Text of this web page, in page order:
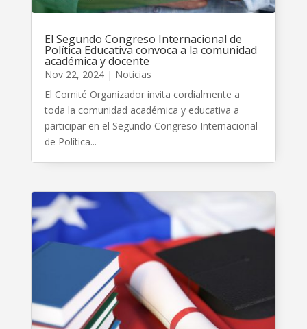
El Segundo Congreso Internacional de
Política Educativa convoca a la comunidad
académica y docente
Nov 22, 2024| Noticias
El Comité Organizador invita cordialmente a
toda la comunidad académica y educativa a
participar en el Segundo Congreso Internacional
de Política...